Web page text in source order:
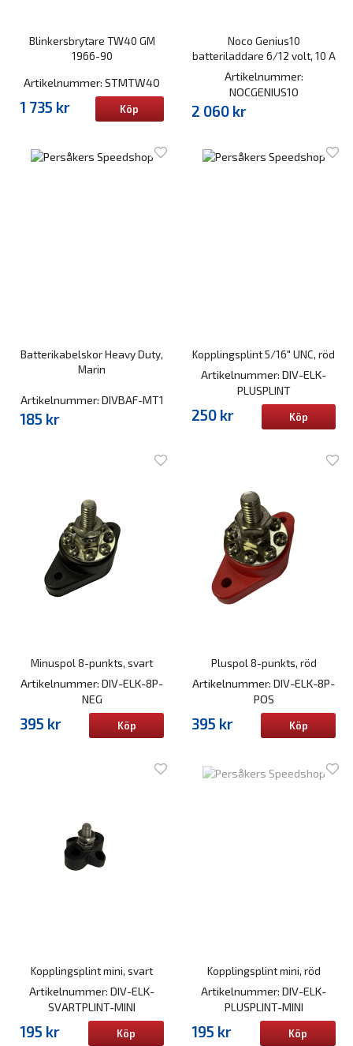
Blinkersbrytare TW40 GM
1966-90
Artikelnummer: STMTW40
1 735 kr Köp
Noco Genius10
batteriladdare 6/12 volt, 10 A
Artikelnummer:
NOCGENIUS10
2 060 kr
Batterikabelskor Heavy Duty,
Marin
Artikelnummer: DIVBAF-MT1
185 kr
Kopplingsplint 5/16" UNC, röd
Artikelnummer: DIV-ELK-
PLUSPLINT
250 kr Köp
Minuspol 8-punkts, svart
Artikelnummer: DIV-ELK-8P-
NEG
395 kr Köp
Pluspol 8-punkts, röd
Artikelnummer: DIV-ELK-8P-
POS
395 kr Köp
Kopplingsplint mini, svart
Artikelnummer: DIV-ELK-
SVARTPLINT-MINI
195 kr Köp
Kopplingsplint mini, röd
Artikelnummer: DIV-ELK-
PLUSPLINT-MINI
195 kr Köp